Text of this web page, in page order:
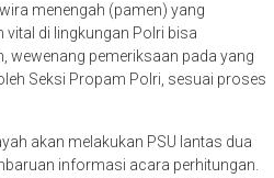
menengah (pamen) yang
di lingkungan Polri bisa
wewenang pemeriksaan pada yang
Seksi Propam Polri, sesuai proses
akan melakukan PSU lantas dua
informasi acara perhitungan.